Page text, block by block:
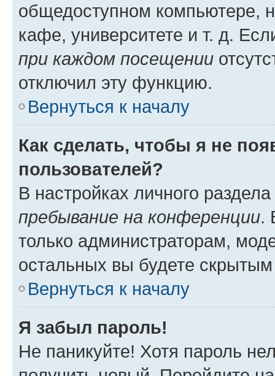
общедоступном компьютере,
кафе, университете и т. д.
при каждом посещении
отключил эту функцию.
Вернуться к началу
Как сделать, чтобы я не
пользователей?
В настройках личного
пребывание на конференции.
только администраторам,
остальных вы будете
Вернуться к началу
Я забыл пароль!
Не паникуйте! Хотя пароль